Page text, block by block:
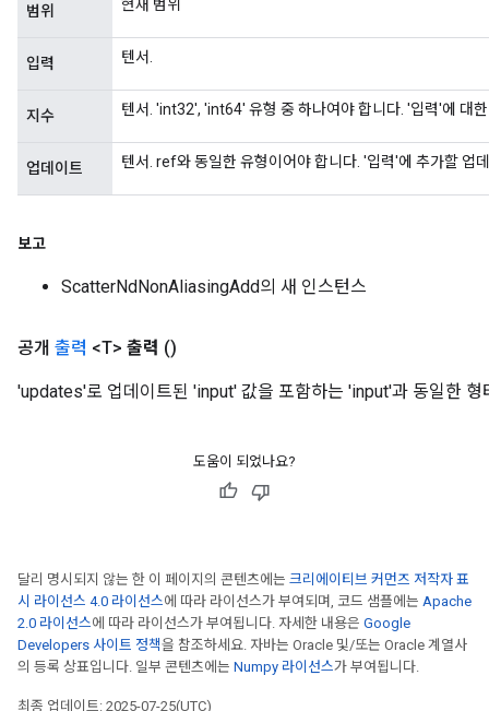
범위 현재 범위
입력 텐서.
지수 텐서. 'int32', 'int64' 유형 중 하나여야 합니다. '입력'에 대
업데이트 텐서. ref와 동일한 유형이어야 합니다. '입력'에 추가할 업
보고
ScatterNdNonAliasingAdd의 새 인스턴스
공개 출력 <T> 출력 ()
'updates'로 업데이트된 'input' 값을 포함하는 'input'과 동일한 형
도움이 되었나요?
달리 명시되지 않는 한 이 페이지의 콘텐츠에는 크리에이티브 커먼즈 저작자 표
시 라이선스 4.0 라이선스에 따라 라이선스가 부여되며, 코드 샘플에는 Apache
2.0 라이선스에 따라 라이선스가 부여됩니다. 자세한 내용은 Google
Developers 사이트 정책을 참조하세요. 자바는 Oracle 및/또는 Oracle 계열사
의 등록 상표입니다. 일부 콘텐츠에는 Numpy 라이선스가 부여됩니다.
최종 업데이트: 2025-07-25(UTC)